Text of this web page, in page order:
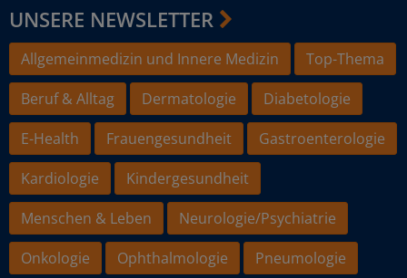
UNSERE NEWSLETTER
Allgemeinmedizin und Innere Medizin
Top-Thema
Beruf & Alltag
Dermatologie
Diabetologie
E-Health
Frauengesundheit
Gastroenterologie
Kardiologie
Kindergesundheit
Menschen & Leben
Neurologie/Psychiatrie
Onkologie
Ophthalmologie
Pneumologie